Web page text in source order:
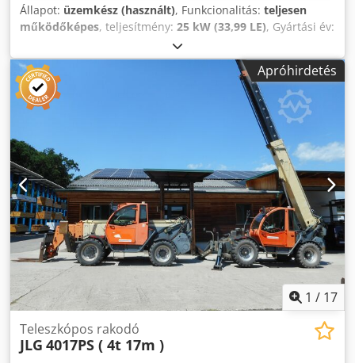
Állapot: üzemkész (használt), Funkcionalitás: teljesen
működőképes, teljesítmény: 25 kW (33,99 LE), Gyártási év:
, Bobcat 741 Deutz 29,5 LE
motorral 5700 üzemóra, gyártási év kb. 1990 Dsdpfx Adey
Skqwjrsck Kanál
Apróhirdetés
1 / 17
Teleszkópos rakodó
JLG 4017PS ( 4t 17m )